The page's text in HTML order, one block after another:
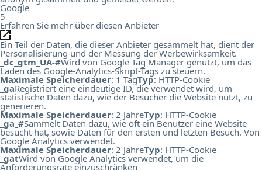
Google
5
Erfahren Sie mehr über diesen Anbieter
Ein Teil der Daten, die dieser Anbieter gesammelt hat, dient der
Personalisierung und der Messung der Werbewirksamkeit.
_dc_gtm_UA-#Wird von Google Tag Manager genutzt, um das
Laden des Google-Analytics-Skript-Tags zu steuern.
Maximale Speicherdauer: 1 TagTyp: HTTP-Cookie
_gaRegistriert eine eindeutige ID, die verwendet wird, um
statistische Daten dazu, wie der Besucher die Website nutzt, zu
generieren.
Maximale Speicherdauer: 2 JahreTyp: HTTP-Cookie
_ga_#Sammelt Daten dazu, wie oft ein Benutzer eine Website
besucht hat, sowie Daten für den ersten und letzten Besuch. Von
Google Analytics verwendet.
Maximale Speicherdauer: 2 JahreTyp: HTTP-Cookie
_gatWird von Google Analytics verwendet, um die
Anforderungsrate einzuschränken